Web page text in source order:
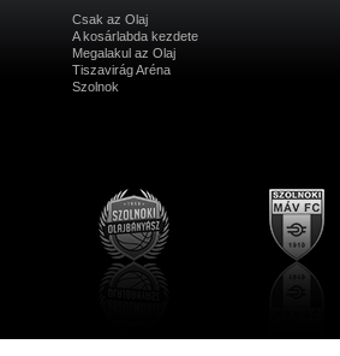
Csak az Olaj
A kosárlabda kezdete
Megalakul az Olaj
Tiszavirág Aréna
Szolnok